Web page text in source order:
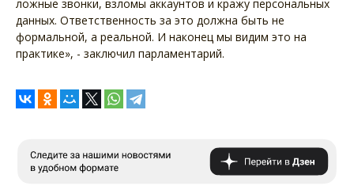
ложные звонки, взломы аккаунтов и кражу персональных
данных. Ответственность за это должна быть не
формальной, а реальной. И наконец мы видим это на
практике», - заключил парламентарий.